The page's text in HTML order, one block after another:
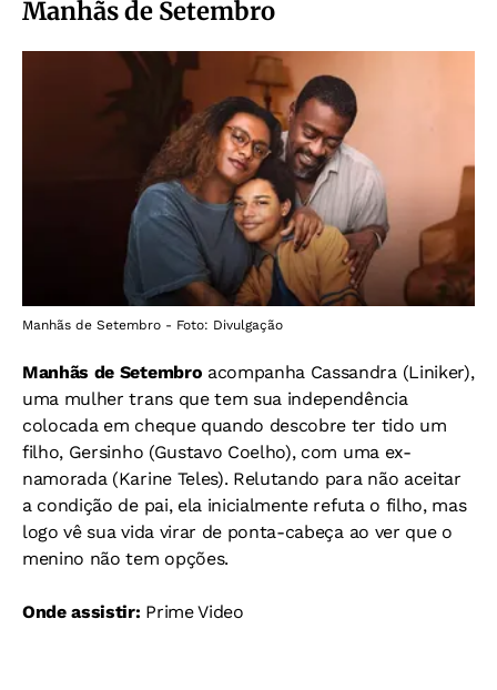
Manhãs de Setembro
Manhãs de Setembro - Foto: Divulgação
Manhãs de Setembro acompanha Cassandra (Liniker),
uma mulher trans que tem sua independência
colocada em cheque quando descobre ter tido um
filho, Gersinho (Gustavo Coelho), com uma ex-
namorada (Karine Teles). Relutando para não aceitar
a condição de pai, ela inicialmente refuta o filho, mas
logo vê sua vida virar de ponta-cabeça ao ver que o
menino não tem opções.
Onde assistir: Prime Video